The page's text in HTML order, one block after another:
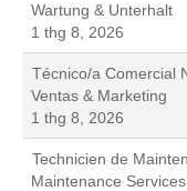
Wartung & Unterhalt
1 thg 8, 2026
Técnico/a Comercial
Ventas & Marketing
1 thg 8, 2026
Technicien de
Maintenance Services